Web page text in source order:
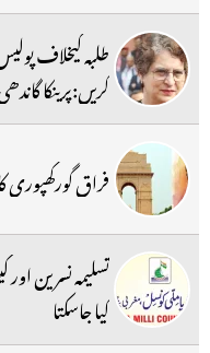
طلبہ کیخلاف
کریں:پرینکا
فراق
تسلیمہ نسرین
کیا جاسکتا